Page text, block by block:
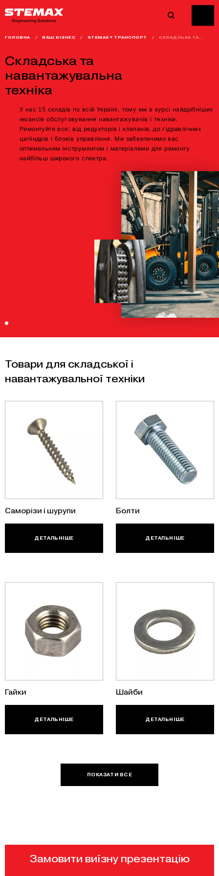
ГОЛОВНА / ВАШ БІЗНЕС / STEMAX + ТРАНСПОРТ / СКЛАДСЬКА ТА...
Складська та
навантажувальна
техніка
У нас 15 складів по всій Україні, тому ми в курсі найдрібніших
нюансів обслуговування навантажувачів і техніки.
Ремонтуйте все: від редукторів і клапанів, до гідравлічних
циліндрів і блоків управління. Ми забезпечимо вас
оптимальним інструментом і матеріалами для ремонту
найбільш широкого спектра.
Товари для складської і
навантажувальної техніки
Саморізи і шурупи
ДЕТАЛЬНІШЕ
Болти
ДЕТАЛЬНІШЕ
Гайки
ДЕТАЛЬНІШЕ
Шайби
ДЕТАЛЬНІШЕ
ПОКАЗАТИ ВСЕ
Замовити виїзну презентацію